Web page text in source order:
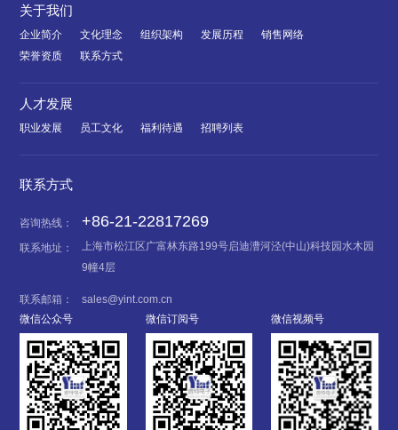
关于我们
企业简介 文化理念 组织架构 发展历程
销售网络
荣誉资质
联系方式
人才发展
职业发展 员工文化 福利待遇 招聘列表
联系方式
咨询热线： +86-21-22817269
联系地址：
上海市松江区广富林东路199号启迪漕河泾(中山)科技园水木园
9幢4层
联系邮箱：
sales@yint.com.cn
微信公众号
微信订阅号 微信视频号